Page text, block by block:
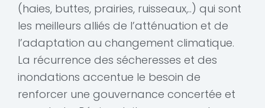
(haies, buttes, prairies, ruisseaux,..) qui sont
les meilleurs alliés de l’atténuation et de
l’adaptation au changement climatique.
La récurrence des sécheresses et des
inondations accentue le besoin de
renforcer une gouvernance concertée et